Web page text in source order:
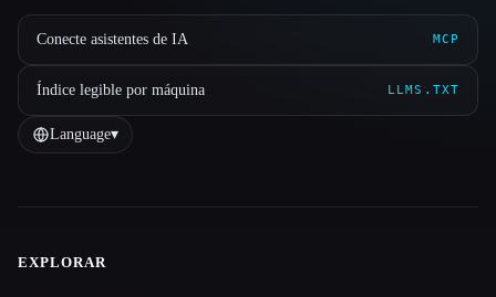
Conecte asistentes de IA MCP
Índice legible por máquina LLMS.TXT
Language▾
Site navigation
EXPLORAR